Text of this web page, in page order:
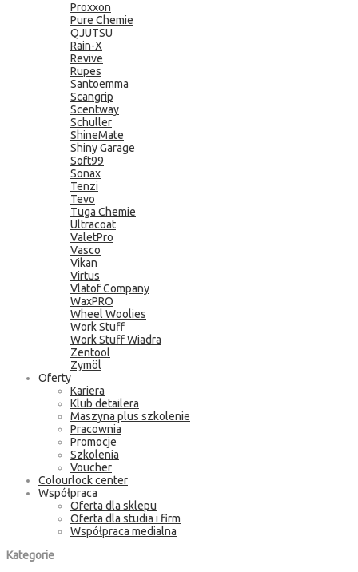
Proxxon
Pure Chemie
QJUTSU
Rain-X
Revive
Rupes
Santoemma
Scangrip
Scentway
Schuller
ShineMate
Shiny Garage
Soft99
Sonax
Tenzi
Tevo
Tuga Chemie
Ultracoat
ValetPro
Vasco
Vikan
Virtus
Vlatof Company
WaxPRO
Wheel Woolies
Work Stuff
Work Stuff Wiadra
Zentool
Zymöl
Oferty
Kariera
Klub detailera
Maszyna plus szkolenie
Pracownia
Promocje
Szkolenia
Voucher
Colourlock center
Współpraca
Oferta dla sklepu
Oferta dla studia i firm
Współpraca medialna
Kategorie